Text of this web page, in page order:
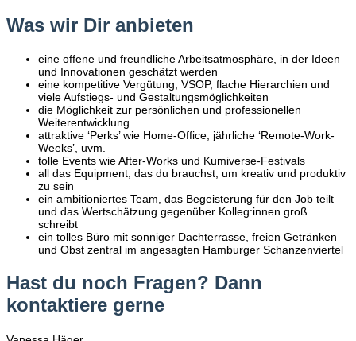
Was wir Dir anbieten
eine offene und freundliche Arbeitsatmosphäre, in der Ideen
und Innovationen geschätzt werden
eine kompetitive Vergütung, VSOP, flache Hierarchien und
viele Aufstiegs- und Gestaltungsmöglichkeiten
die Möglichkeit zur persönlichen und professionellen
Weiterentwicklung
attraktive ‘Perks’ wie Home-Office, jährliche ‘Remote-Work-
Weeks’, uvm.
tolle Events wie After-Works und Kumiverse-Festivals
all das Equipment, das du brauchst, um kreativ und produktiv
zu sein
ein ambitioniertes Team, das Begeisterung für den Job teilt
und das Wertschätzung gegenüber Kolleg:innen groß
schreibt
ein tolles Büro mit sonniger Dachterrasse, freien Getränken
und Obst zentral im angesagten Hamburger Schanzenviertel
Hast du noch Fragen? Dann
kontaktiere gerne